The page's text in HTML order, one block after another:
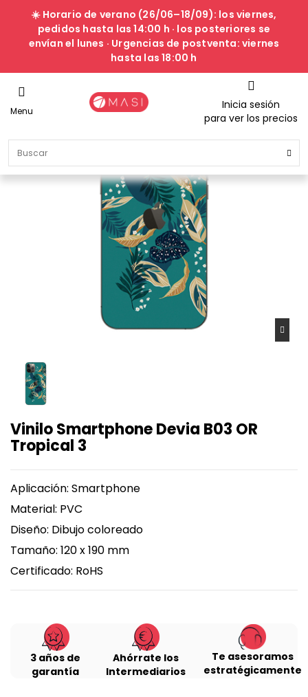
☀️ Horario de verano (26/06–18/09): los viernes,
pedidos hasta las 14:00 h · los posteriores se
envían el lunes · Urgencias de postventa: viernes
hasta las 18:00 h
Menu
Inicia sesión
para ver los precios
Vinilo Smartphone Devia B03 OR
Tropical 3
Aplicación: Smartphone
Material: PVC
Diseño: Dibujo coloreado
Tamaño: 120 x 190 mm
Certificado: RoHS
3 años de
garantía
Ahórrate los
Intermediarios
Te asesoramos
estratégicamente